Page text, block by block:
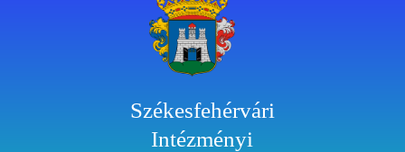
Székesfehérvári
Intézményi